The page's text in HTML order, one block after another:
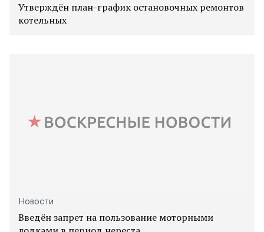
Утверждён план-график остановочных ремонтов
котельных
Новости
Введён запрет на пользование моторными